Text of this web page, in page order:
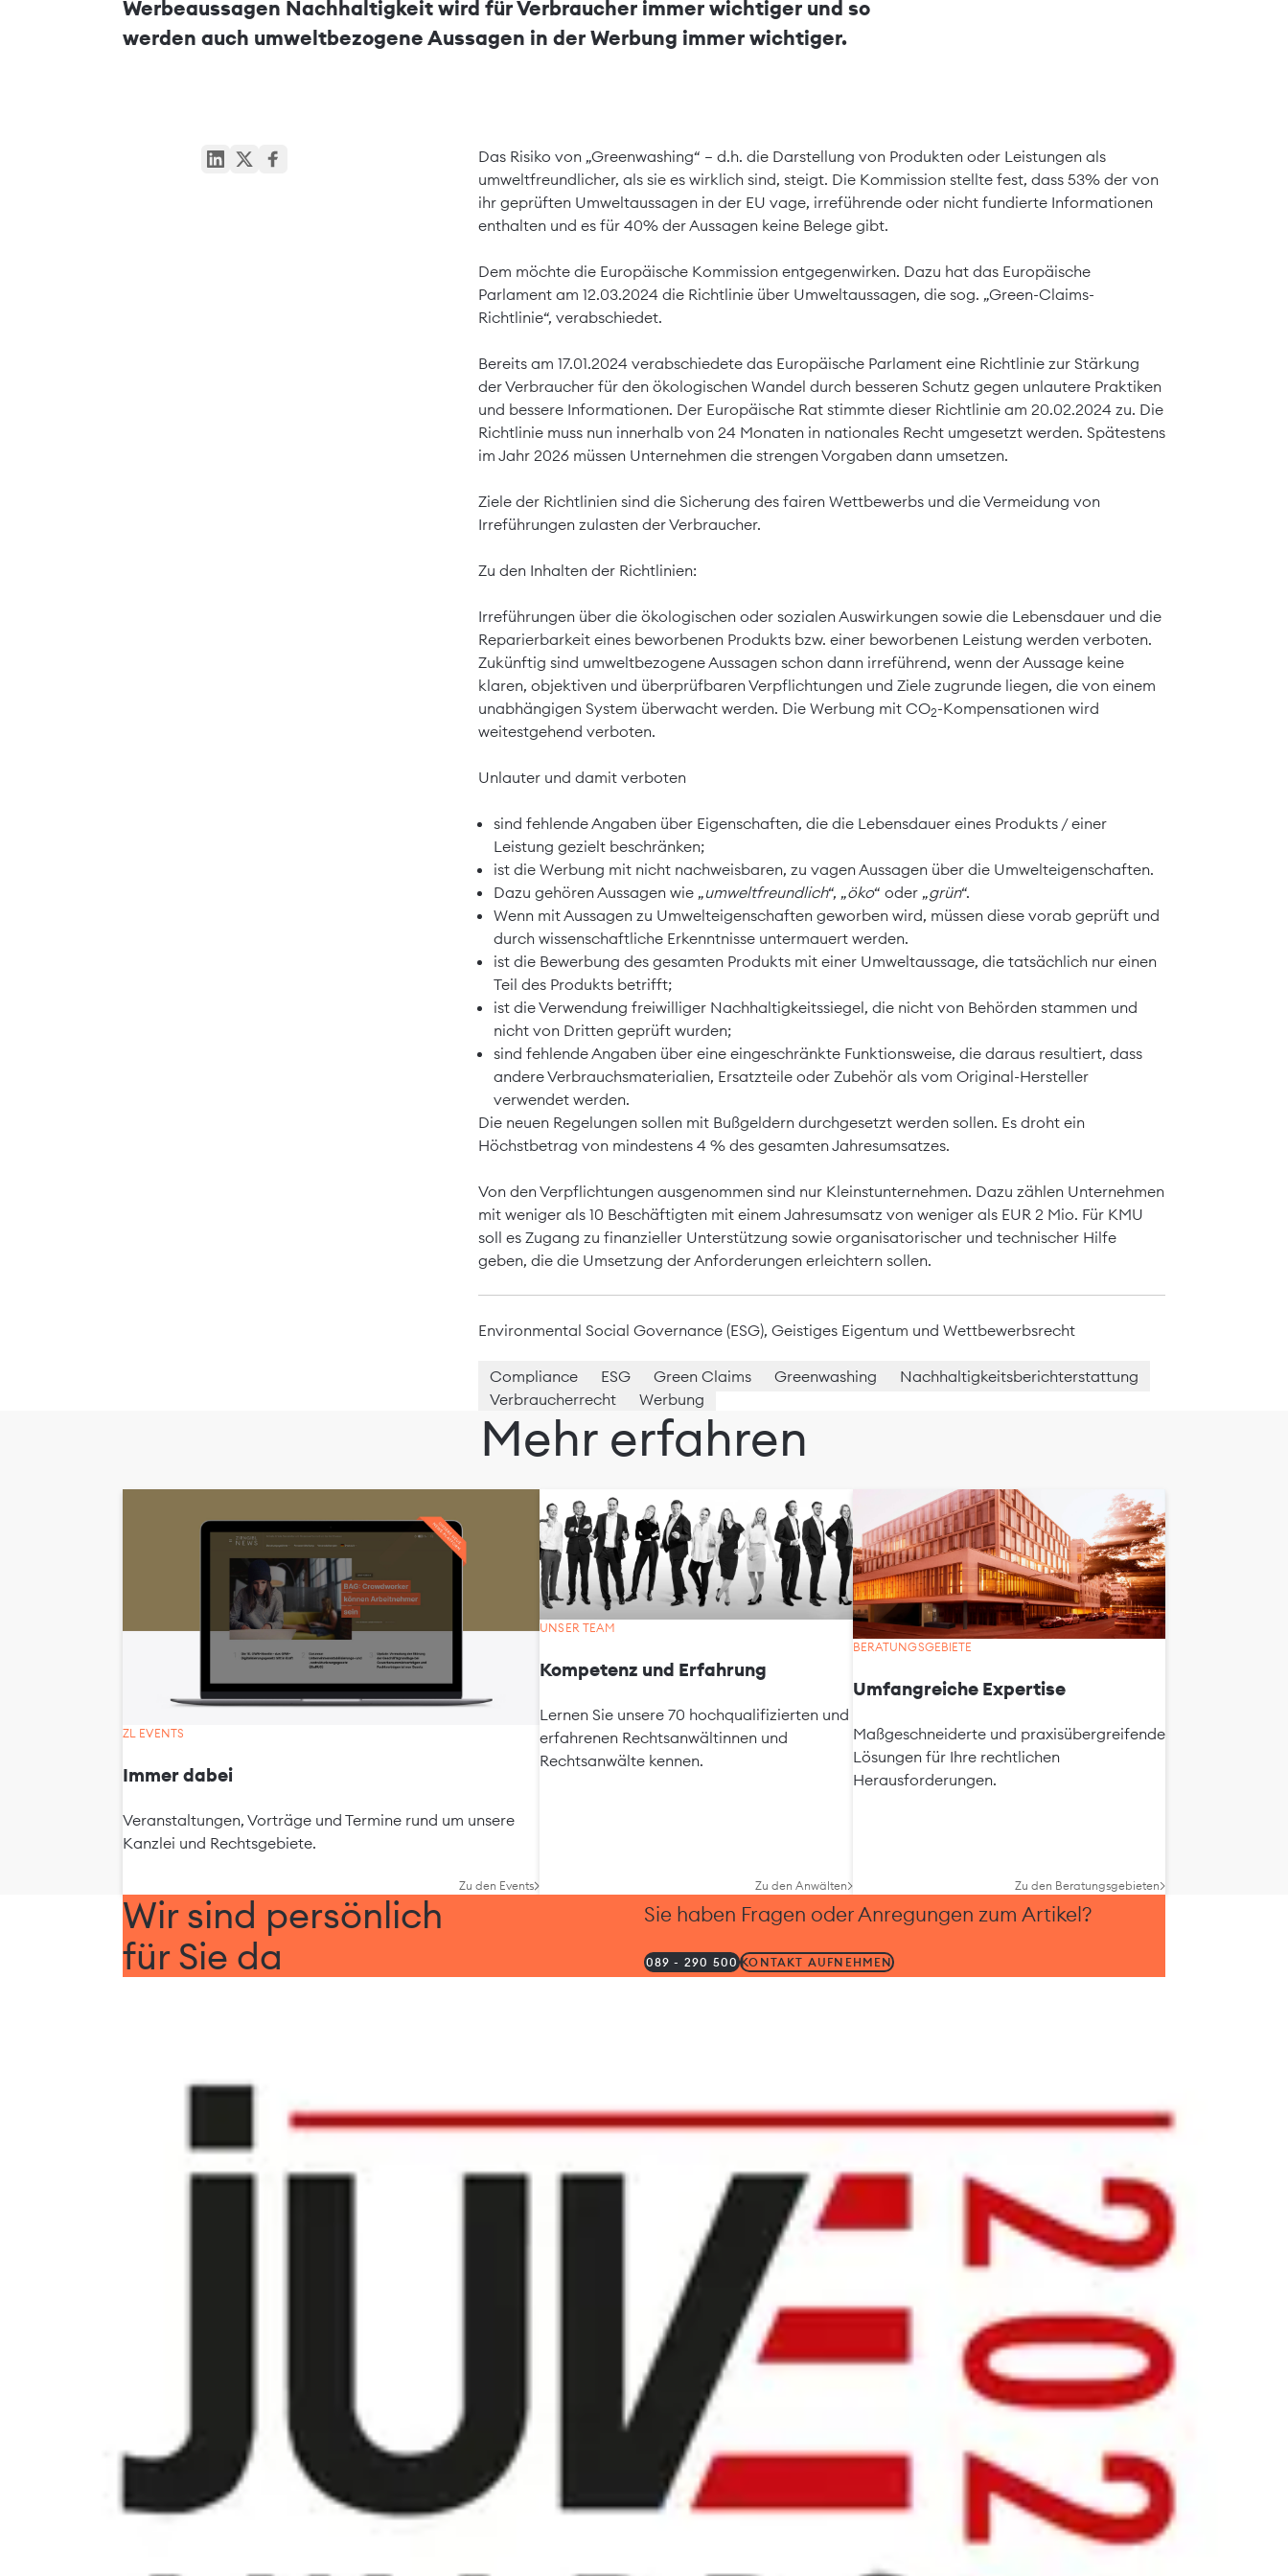
Werbeaussagen Nachhaltigkeit wird für Verbraucher immer wichtiger und so
werden auch umweltbezogene Aussagen in der Werbung immer wichtiger.
Das Risiko von „Greenwashing“ – d.h. die Darstellung von Produkten oder Leistungen als
umweltfreundlicher, als sie es wirklich sind, steigt. Die Kommission stellte fest, dass 53% der von
ihr geprüften Umweltaussagen in der EU vage, irreführende oder nicht fundierte Informationen
enthalten und es für 40% der Aussagen keine Belege gibt.
Dem möchte die Europäische Kommission entgegenwirken. Dazu hat das Europäische
Parlament am 12.03.2024 die Richtlinie über Umweltaussagen, die sog. „Green-Claims-
Richtlinie“, verabschiedet.
Bereits am 17.01.2024 verabschiedete das Europäische Parlament eine Richtlinie zur Stärkung
der Verbraucher für den ökologischen Wandel durch besseren Schutz gegen unlautere Praktiken
und bessere Informationen. Der Europäische Rat stimmte dieser Richtlinie am 20.02.2024 zu. Die
Richtlinie muss nun innerhalb von 24 Monaten in nationales Recht umgesetzt werden. Spätestens
im Jahr 2026 müssen Unternehmen die strengen Vorgaben dann umsetzen.
Ziele der Richtlinien sind die Sicherung des fairen Wettbewerbs und die Vermeidung von
Irreführungen zulasten der Verbraucher.
Zu den Inhalten der Richtlinien:
Irreführungen über die ökologischen oder sozialen Auswirkungen sowie die Lebensdauer und die
Reparierbarkeit eines beworbenen Produkts bzw. einer beworbenen Leistung werden verboten.
Zukünftig sind umweltbezogene Aussagen schon dann irreführend, wenn der Aussage keine
klaren, objektiven und überprüfbaren Verpflichtungen und Ziele zugrunde liegen, die von einem
unabhängigen System überwacht werden. Die Werbung mit CO2-Kompensationen wird
weitestgehend verboten.
Unlauter und damit verboten
sind fehlende Angaben über Eigenschaften, die die Lebensdauer eines Produkts / einer
Leistung gezielt beschränken;
ist die Werbung mit nicht nachweisbaren, zu vagen Aussagen über die Umwelteigenschaften.
Dazu gehören Aussagen wie „umweltfreundlich“, „öko“ oder „grün“.
Wenn mit Aussagen zu Umwelteigenschaften geworben wird, müssen diese vorab geprüft und
durch wissenschaftliche Erkenntnisse untermauert werden.
ist die Bewerbung des gesamten Produkts mit einer Umweltaussage, die tatsächlich nur einen
Teil des Produkts betrifft;
ist die Verwendung freiwilliger Nachhaltigkeitssiegel, die nicht von Behörden stammen und
nicht von Dritten geprüft wurden;
sind fehlende Angaben über eine eingeschränkte Funktionsweise, die daraus resultiert, dass
andere Verbrauchsmaterialien, Ersatzteile oder Zubehör als vom Original-Hersteller
verwendet werden.
Die neuen Regelungen sollen mit Bußgeldern durchgesetzt werden sollen. Es droht ein
Höchstbetrag von mindestens 4 % des gesamten Jahresumsatzes.
Von den Verpflichtungen ausgenommen sind nur Kleinstunternehmen. Dazu zählen Unternehmen
mit weniger als 10 Beschäftigten mit einem Jahresumsatz von weniger als EUR 2 Mio. Für KMU
soll es Zugang zu finanzieller Unterstützung sowie organisatorischer und technischer Hilfe
geben, die die Umsetzung der Anforderungen erleichtern sollen.
Environmental Social Governance (ESG), Geistiges Eigentum und Wettbewerbsrecht
Compliance ESG Green Claims Greenwashing
Nachhaltigkeitsberichterstattung
Verbraucherrecht
Werbung
Mehr erfahren
ZL EVENTS
Immer dabei
Veranstaltungen, Vorträge und Termine rund um unsere
Kanzlei und Rechtsgebiete.
Zu den Events
UNSER TEAM
Kompetenz und Erfahrung
Lernen Sie unsere 70 hochqualifizierten und
erfahrenen Rechtsanwältinnen und
Rechtsanwälte kennen.
Zu den Anwälten
BERATUNGSGEBIETE
Umfangreiche Expertise
Maßgeschneiderte und praxisübergreifende
Lösungen für Ihre rechtlichen
Herausforderungen.
Zu den Beratungsgebieten
Wir sind persönlich
für Sie da
Sie haben Fragen oder Anregungen zum Artikel?
089 - 290 500 KONTAKT AUFNEHMEN